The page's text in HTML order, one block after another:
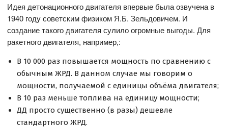
Идея детонационного двигателя впервые была озвучена в
1940 году советским физиком Я.Б. Зельдовичем. И
создание такого двигателя сулило огромные выгоды. Для
ракетного двигателя, например,:
В 10 000 раз повышается мощность по сравнению с
обычным ЖРД. В данном случае мы говорим о
мощности, получаемой с единицы объёма двигателя;
В 10 раз меньше топлива на единицу мощности;
ДД просто существенно (в разы) дешевле
стандартного ЖРД.